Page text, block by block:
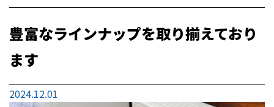
豊富なラインナップを取り揃えており
ます
2024.12.01